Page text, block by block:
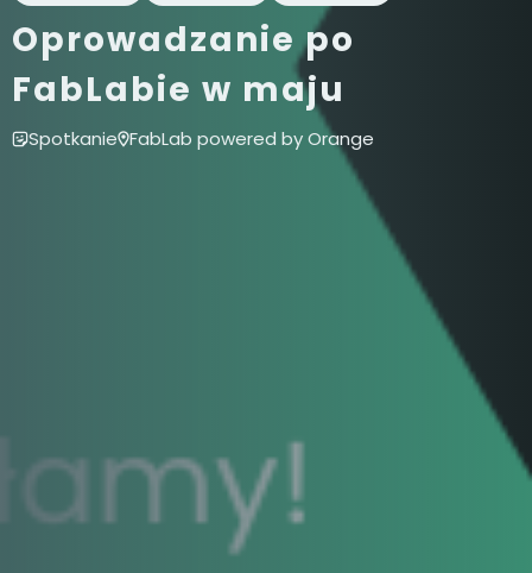
Oprowadzanie po
FabLabie w maju
Spotkanie FabLab powered by Orange